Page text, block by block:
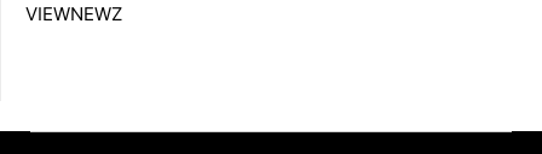
VIEWNEWZ